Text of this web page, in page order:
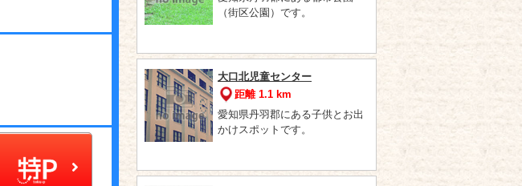
（街区公園）です。
大口北児童センター
距離 1.1 km
愛知県丹羽郡にある子供とお出
かけスポットです。